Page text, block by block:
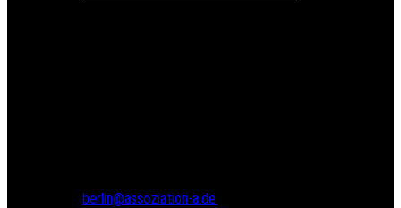
berlin@assoziation-a.de